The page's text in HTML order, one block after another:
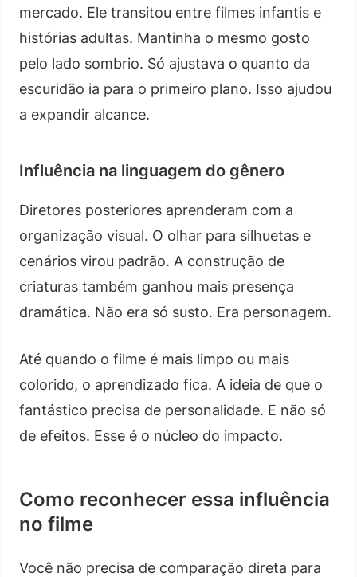
mercado. Ele transitou entre filmes infantis e
histórias adultas. Mantinha o mesmo gosto
pelo lado sombrio. Só ajustava o quanto da
escuridão ia para o primeiro plano. Isso ajudou
a expandir alcance.
Influência na linguagem do gênero
Diretores posteriores aprenderam com a
organização visual. O olhar para silhuetas e
cenários virou padrão. A construção de
criaturas também ganhou mais presença
dramática. Não era só susto. Era personagem.
Até quando o filme é mais limpo ou mais
colorido, o aprendizado fica. A ideia de que o
fantástico precisa de personalidade. E não só
de efeitos. Esse é o núcleo do impacto.
Como reconhecer essa influência
no filme
Você não precisa de comparação direta para